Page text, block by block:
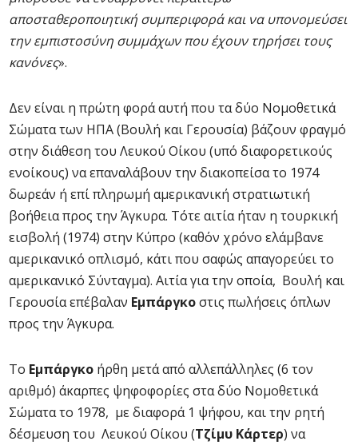
αποσταθεροποιητική συμπεριφορά και να υπονομεύσει
την εμπιστοσύνη συμμάχων που έχουν τηρήσει τους
κανόνες».
Δεν είναι η πρώτη φορά αυτή που τα δύο Νομοθετικά
Σώματα των ΗΠΑ (Βουλή και Γερουσία) βάζουν φραγμό
στην διάθεση του Λευκού Οίκου (υπό διαφορετικούς
ενοίκους) να επαναλάβουν την διακοπείσα το 1974
δωρεάν ή επί πληρωμή αμερικανική στρατιωτική
βοήθεια προς την Άγκυρα. Τότε αιτία ήταν η τουρκική
εισβολή (1974) στην Κύπρο (καθ΄ον χρόνο ελάμβανε
αμερικανικό οπλισμό, κάτι που σαφώς απαγορεύει το
αμερικανικό Σύνταγμα). Αιτία για την οποία, Βουλή και
Γερουσία επέβαλαν Εμπάργκοστις πωλήσεις όπλων
προς την Άγκυρα.
Το Εμπάργκο ήρθη μετά από αλλεπάλληλες (6 τον
αριθμό) άκαρπες ψηφοφορίες στα δύο Νομοθετικά
Σώματα το 1978, με διαφορά 1 ψήφου, και την ρητή
δέσμευση του Λευκού Οίκου (Τζίμυ Κάρτερ) να